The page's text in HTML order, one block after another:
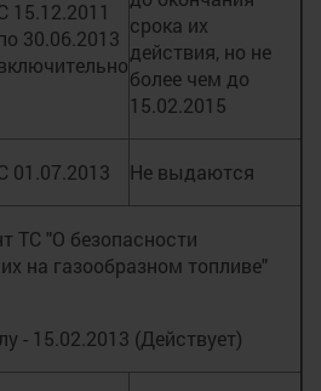
15.12.2011
30.06.2013
срока их
действия, но не
более чем до
15.02.2015
01.07.2013 Не выдаются
ТС "О безопасности
на газообразном топливе"
- 15.02.2013 (Действует)